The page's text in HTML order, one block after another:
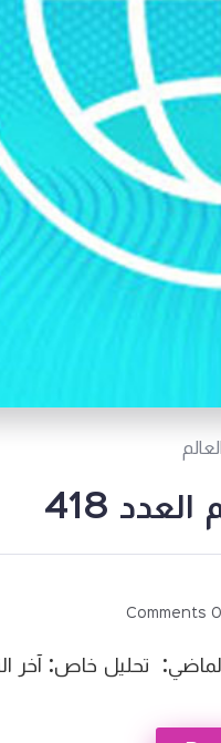
418
0 Comments
تحليل خاص: آخر